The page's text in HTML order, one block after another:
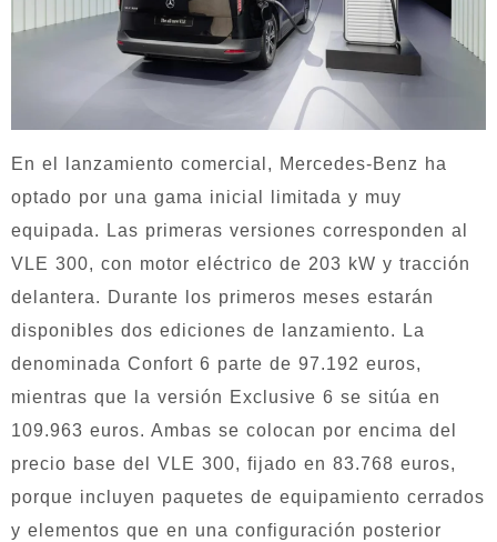
En el lanzamiento comercial, Mercedes-Benz ha
optado por una gama inicial limitada y muy
equipada. Las primeras versiones corresponden al
VLE 300, con motor eléctrico de 203 kW y tracción
delantera. Durante los primeros meses estarán
disponibles dos ediciones de lanzamiento. La
denominada Confort 6 parte de 97.192 euros,
mientras que la versión Exclusive 6 se sitúa en
109.963 euros. Ambas se colocan por encima del
precio base del VLE 300, fijado en 83.768 euros,
porque incluyen paquetes de equipamiento cerrados
y elementos que en una configuración posterior